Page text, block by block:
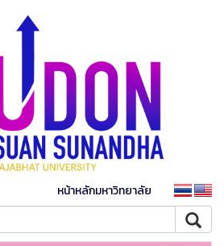
หน้าหลักมหาวิทยาลัย